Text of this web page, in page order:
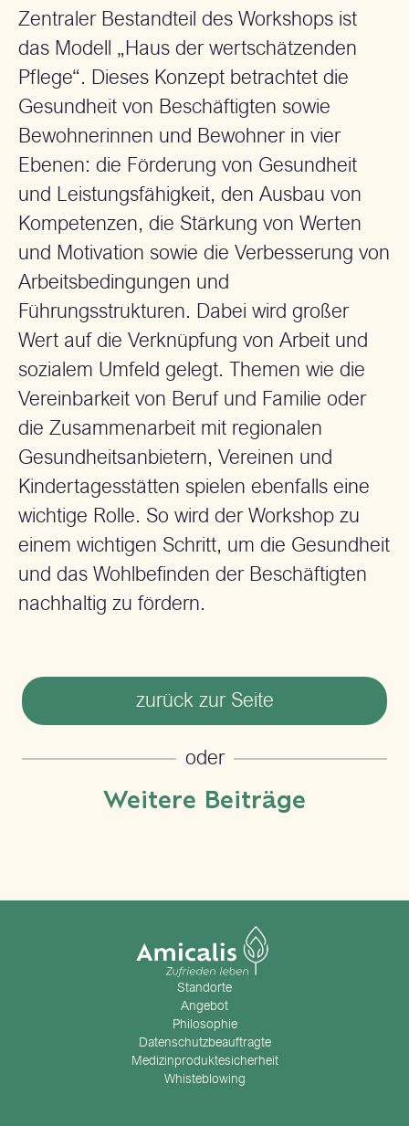
Zentraler Bestandteil des Workshops ist
das Modell „Haus der wertschätzenden
Pflege“. Dieses Konzept betrachtet die
Gesundheit von Beschäftigten sowie
Bewohnerinnen und Bewohner in vier
Ebenen: die Förderung von Gesundheit
und Leistungsfähigkeit, den Ausbau von
Kompetenzen, die Stärkung von Werten
und Motivation sowie die Verbesserung von
Arbeitsbedingungen und
Führungsstrukturen. Dabei wird großer
Wert auf die Verknüpfung von Arbeit und
sozialem Umfeld gelegt. Themen wie die
Vereinbarkeit von Beruf und Familie oder
die Zusammenarbeit mit regionalen
Gesundheitsanbietern, Vereinen und
Kindertagesstätten spielen ebenfalls eine
wichtige Rolle. So wird der Workshop zu
einem wichtigen Schritt, um die Gesundheit
und das Wohlbefinden der Beschäftigten
nachhaltig zu fördern.
zurück zur Seite
oder
Weitere Beiträge
Standorte
Angebot
Philosophie
Datenschutzbeauftragte
Medizinproduktesicherheit
Whisteblowing